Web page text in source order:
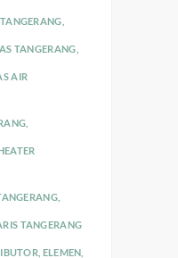
TANGERANG
AIR
,
TANGERANG
ELEMEN